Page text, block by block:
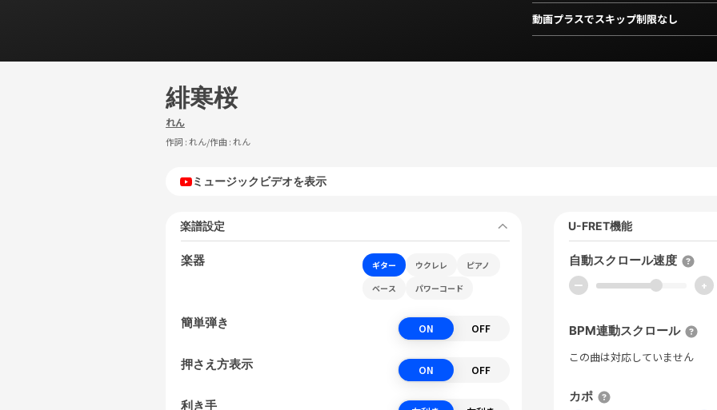
動画プラスでスキップ制限なし
緋寒桜
れん
作詞 :れん/作曲 :れん
ミュージックビデオを表示
楽譜設定
楽器 ギター ウクレレ
ピアノ
ベース
パワーコード
簡単弾き ON OFF
押さえ方表示 ON OFF
利き手
U-FRET機能
自動スクロール速度
ー +
BPM連動スクロール
この曲は対応していません
カポ